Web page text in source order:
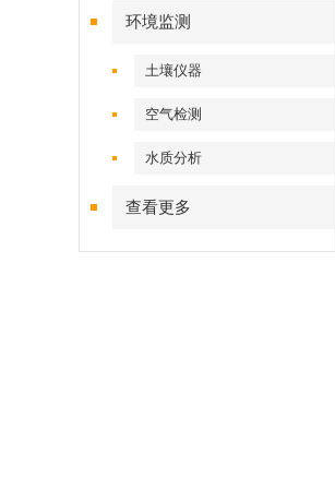
环境监测
土壤仪器
空气检测
水质分析
查看更多